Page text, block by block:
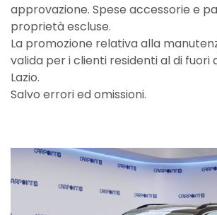
approvazione. Spese accessorie e
proprietà escluse.
La promozione relativa alla
valida per i clienti residenti al di fuori
Lazio.
Salvo errori ed omissioni.